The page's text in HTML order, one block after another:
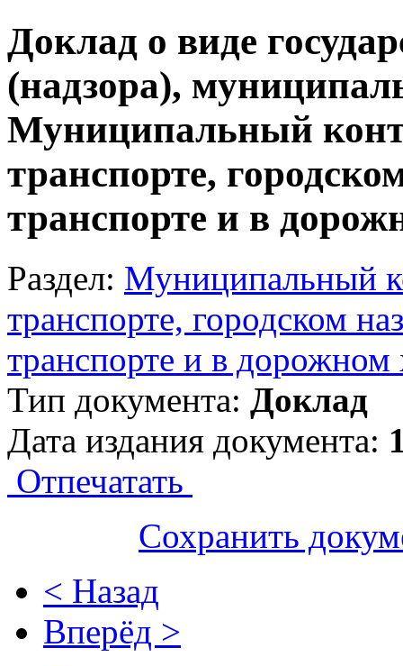
Доклад о виде
(надзора),
Муниципальный
транспорте,
транспорте и в
Раздел: Муниципальный
транспорте, городском
транспорте и в дорожном
Тип документа: Доклад
Дата издания документа:
Отпечатать
Сохранить
< Назад
Вперёд >